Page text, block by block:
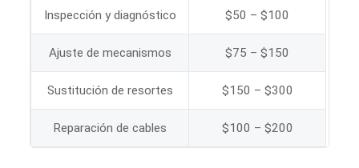
Inspección y diagnóstico $50 – $100
Ajuste de mecanismos $75 – $150
Sustitución de resortes $150 – $300
Reparación de cables $100 – $200